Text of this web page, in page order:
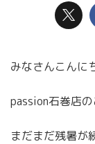
みなさんこんに
passion石巻店
まだまだ残暑が